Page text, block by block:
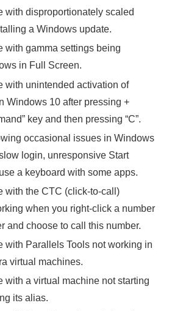
with disproportionately scaled
a Windows update.
with gamma settings being
in Full Screen.
with unintended activation of
Windows 10 after pressing +
key and then pressing “C”.
occasional issues in Windows
login, unresponsive Start
a keyboard with some apps.
with the CTC (click-to-call)
when you right-click a number
and choose to call this number.
with Parallels Tools not working in
virtual machines.
with a virtual machine not starting
its alias.